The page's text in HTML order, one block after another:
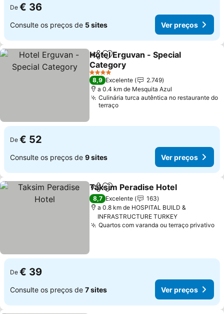
De € 36
Consulte os preços de 5 sites Ver preços
PartilharAdicionar aos favoritos
Hotel Erguvan - Special
Category
4 Estrelas
8,9 Excelente
2.749
a 0.4 km de Mesquita Azul
Culinária turca autêntica no restaurante do
terraço
De € 52
Consulte os preços de 9 sites Ver preços
PartilharAdicionar aos favoritos
Taksim Peradise Hotel
8,7 Excelente
163
a 0.8 km de HOSPITAL BUILD &
INFRASTRUCTURE TURKEY
Quartos com varanda ou terraço privativo
De € 39
Consulte os preços de 7 sites Ver preços